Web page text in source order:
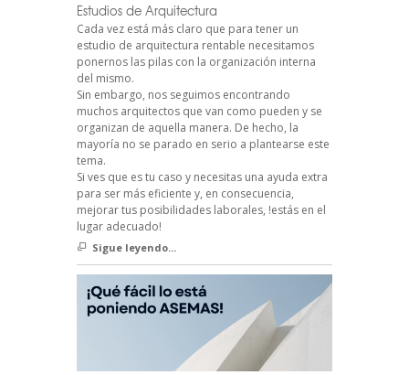
Estudios de Arquitectura
Cada vez está más claro que para tener un
estudio de arquitectura rentable necesitamos
ponernos las pilas con la organización interna
del mismo.
Sin embargo, nos seguimos encontrando
muchos arquitectos que van como pueden y se
organizan de aquella manera. De hecho, la
mayoría no se parado en serio a plantearse este
tema.
Si ves que es tu caso y necesitas una ayuda extra
para ser más eficiente y, en consecuencia,
mejorar tus posibilidades laborales, !estás en el
lugar adecuado!
Sigue leyendo...